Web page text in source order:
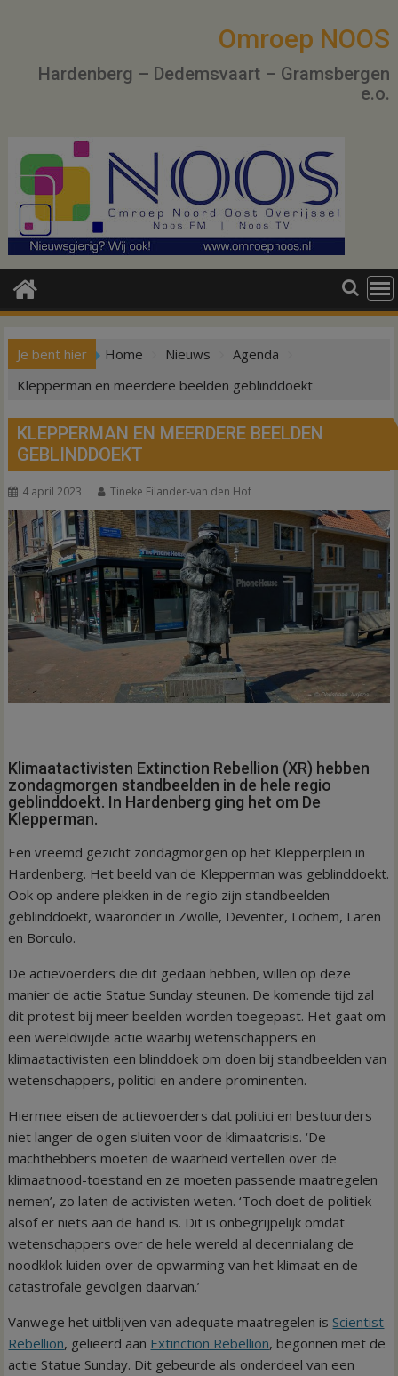
Omroep NOOS
Hardenberg – Dedemsvaart – Gramsbergen
e.o.
Je bent hier Home Nieuws
Agenda
Klepperman en meerdere beelden geblinddoekt
KLEPPERMAN EN MEERDERE BEELDEN
GEBLINDDOEKT
4 april 2023 Tineke Eilander-van den Hof
Klimaatactivisten Extinction Rebellion (XR) hebben
zondagmorgen standbeelden in de hele regio
geblinddoekt. In Hardenberg ging het om De
Klepperman.
Een vreemd gezicht zondagmorgen op het Klepperplein in
Hardenberg. Het beeld van de Klepperman was geblinddoekt.
Ook op andere plekken in de regio zijn standbeelden
geblinddoekt, waaronder in Zwolle, Deventer, Lochem, Laren
en Borculo.
De actievoerders die dit gedaan hebben, willen op deze
manier de actie Statue Sunday steunen. De komende tijd zal
dit protest bij meer beelden worden toegepast. Het gaat om
een wereldwijde actie waarbij wetenschappers en
klimaatactivisten een blinddoek om doen bij standbeelden van
wetenschappers, politici en andere prominenten.
Hiermee eisen de actievoerders dat politici en bestuurders
niet langer de ogen sluiten voor de klimaatcrisis. ‘De
machthebbers moeten de waarheid vertellen over de
klimaatnood-toestand en ze moeten passende maatregelen
nemen’, zo laten de activisten weten. ‘Toch doet de politiek
alsof er niets aan de hand is. Dit is onbegrijpelijk omdat
wetenschappers over de hele wereld al decennialang de
noodklok luiden over de opwarming van het klimaat en de
catastrofale gevolgen daarvan.’
Vanwege het uitblijven van adequate maatregelen is Scientist
Rebellion, gelieerd aan Extinction Rebellion, begonnen met de
actie Statue Sunday. Dit gebeurde als onderdeel van een